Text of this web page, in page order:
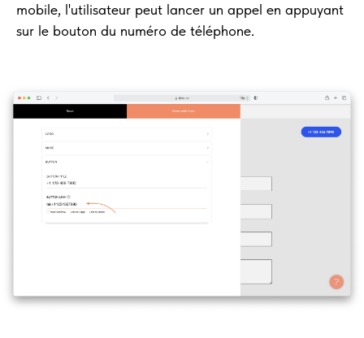
mobile, l'utilisateur peut lancer un appel en appuyant
sur le bouton du numéro de téléphone.